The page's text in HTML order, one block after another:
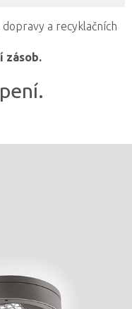
dopravy a recyklačních
zásob.